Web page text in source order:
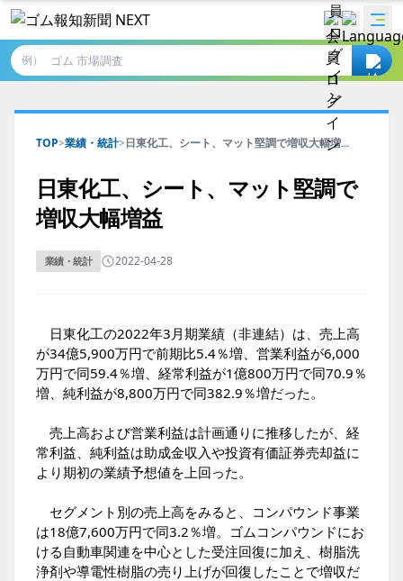
例）
TOP>業績・統計>日東化工、シート、マット堅調で増収大幅増...
日東化工、シート、マット堅調で
増収大幅増益
業績・統計 2022-04-28
日東化工の2022年3月期業績（非連結）は、売上高
が34億5,900万円で前期比5.4％増、営業利益が6,000
万円で同59.4％増、経常利益が1億800万円で同70.9％
増、純利益が8,800万円で同382.9％増だった。
売上高および営業利益は計画通りに推移したが、経
常利益、純利益は助成金収入や投資有価証券売却益に
より期初の業績予想値を上回った。
セグメント別の売上高をみると、コンパウンド事業
は18億7,600万円で同3.2％増。ゴムコンパウンドにお
ける自動車関連を中心とした受注回復に加え、樹脂洗
浄剤や導電性樹脂の売り上げが回復したことで増収だ